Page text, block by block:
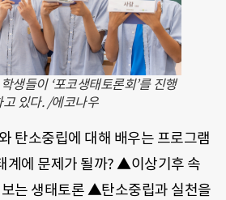
생들이 ‘포코생태토론회’를 진행
고 있다. /에코나우
탄소중립에 대해 배우는 프로그램
계에 문제가 될까? ▲이상기후 속
는 생태토론 ▲탄소중립과 실천을